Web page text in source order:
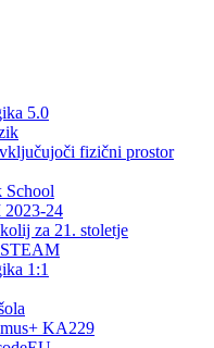
5.0
fizični prostor
School
24
za 21. stoletje
1:1
KA229